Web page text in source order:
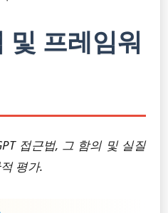
및 프레임워
접근법, 그 함의 및 실질
평가.